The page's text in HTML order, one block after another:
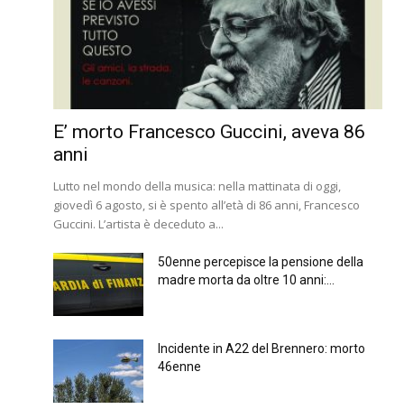
E’ morto Francesco Guccini, aveva 86
anni
Lutto nel mondo della musica: nella mattinata di oggi,
giovedì 6 agosto, si è spento all’età di 86 anni, Francesco
Guccini. L’artista è deceduto a...
50enne percepisce la pensione della
madre morta da oltre 10 anni:...
Incidente in A22 del Brennero: morto
46enne